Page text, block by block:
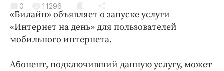
Культура
Недвижимость и ЖКХ
Образование
Погода
0 11296
«Билайн» объявляет о запуске услуги
«Интернет на день» для пользователей
мобильного интернета.
Абонент, подключивший данную услугу, может